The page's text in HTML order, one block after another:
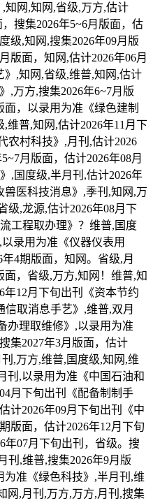
知网,知网,省级,万方,估计
搜集2026年5~6月版面，估
级,知网,搜集2026年09月版
版面，知网,估计2026年06月
》,知网,省级,维普,知网,估计
,万方,搜集2026年6~7月版
，以录用为准《绿色建制
维普,知网,估计2026年11月下
农村科技》,月刊,估计2026
月版面，估计2026年08月
,国度级,半月刊,估计2026年
兽医科技消息》,季刊,知网,万
级,龙源,估计2026年08月下
工程取办理》？维普,国度
录用为准《仪器仪表用
4期版面，知网。省级,月
，省级,万方,知网！维普,知
年12月下旬出刊《资本节约
取消息手艺》,维普,双月
办理取维修》,以录用为准
集2027年3月版面，估计
,万方,维普,国度级,知网,维
刊,以录用为准《中国石油和
月下旬出刊《配备制制手
计2026年09月下旬出刊《中
版面，估计2026年12月下旬
年07月下旬出刊，省级。搜
刊,维普,搜集2026年9月版
为准《绿色科技》,半月刊,维
网,月刊,万方,万方,月刊,搜集